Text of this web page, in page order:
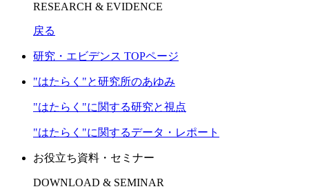
RESEARCH & EVIDENCE
戻る
研究・エビデンス TOPページ
"はたらく"と研究所のあゆみ
"はたらく"に関する研究と視点
"はたらく"に関するデータ・レポート
お役立ち資料・セミナー
DOWNLOAD & SEMINAR